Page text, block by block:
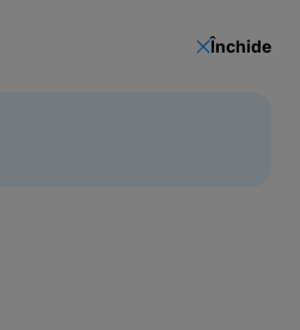
Închide